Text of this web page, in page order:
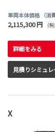
車両本体価格 （消
2,115,300 円 （
詳細をみる
見積りシミュ
X